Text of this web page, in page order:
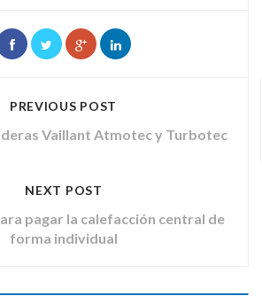
PREVIOUS POST
Vaillant Atmotec y Turbotec
NEXT POST
pagar la calefacción central de
forma individual